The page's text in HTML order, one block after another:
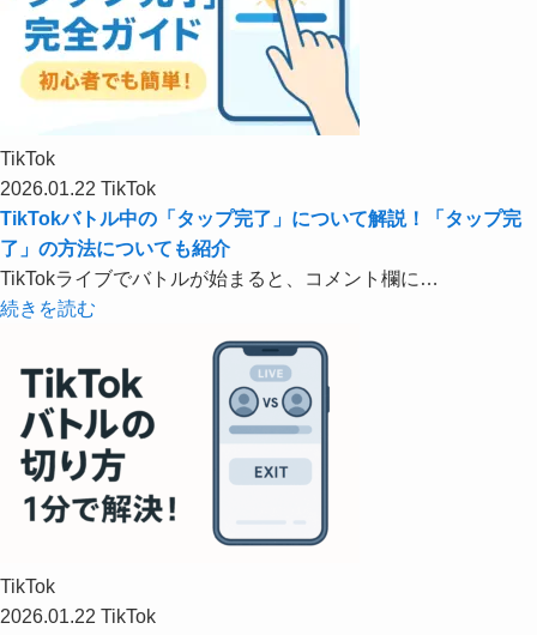
TikTok
2026.01.22 TikTok
TikTokバトル中の「タップ完了」について解説！「タップ完
了」の方法についても紹介
TikTokライブでバトルが始まると、コメント欄に…
続きを読む
TikTok
2026.01.22 TikTok